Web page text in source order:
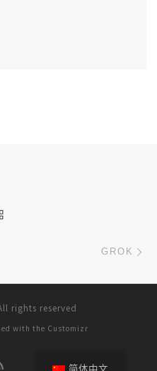
GROK
rights reserved
with the Customizr